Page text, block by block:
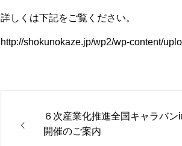
詳しくは下記をご覧ください。
http://shokunokaze.jp/wp2/wp-content/
６次産業化推進全国キャラバン
開催のご案内